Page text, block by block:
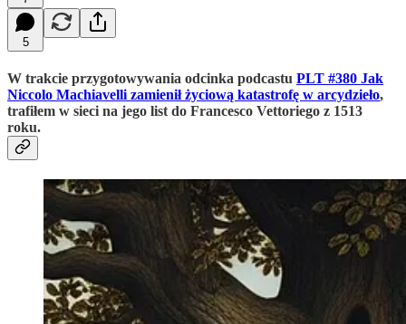
5
W trakcie przygotowywania odcinka podcastu PLT #380 Jak
Niccolo Machiavelli zamienił życiową katastrofę w arcydzieło,
trafiłem w sieci na jego list do Francesco Vettoriego z 1513
roku.